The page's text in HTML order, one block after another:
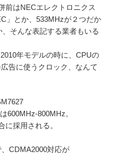
前はNECエレクトロニクス
」とか、533MHzが２つだか
そんな表記する業者もいる
年モデルの時に、CPUの
告に使うクロック、なんて
600MHz-800MHz。
に採用される。
CDMA2000対応が